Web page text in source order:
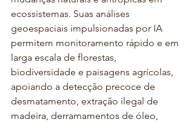
ecossistemas. Suas análises
geoespaciais impulsionadas por IA
permitem monitoramento rápido e em
larga escala de florestas,
biodiversidade e paisagens agrícolas,
apoiando a detecção precoce de
desmatamento, extração ilegal de
madeira, derramamentos de óleo,